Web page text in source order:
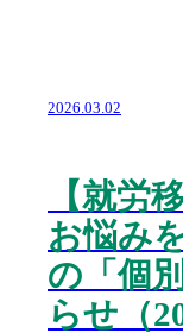
2026.03.02
【就労
お悩み
の「個
らせ（